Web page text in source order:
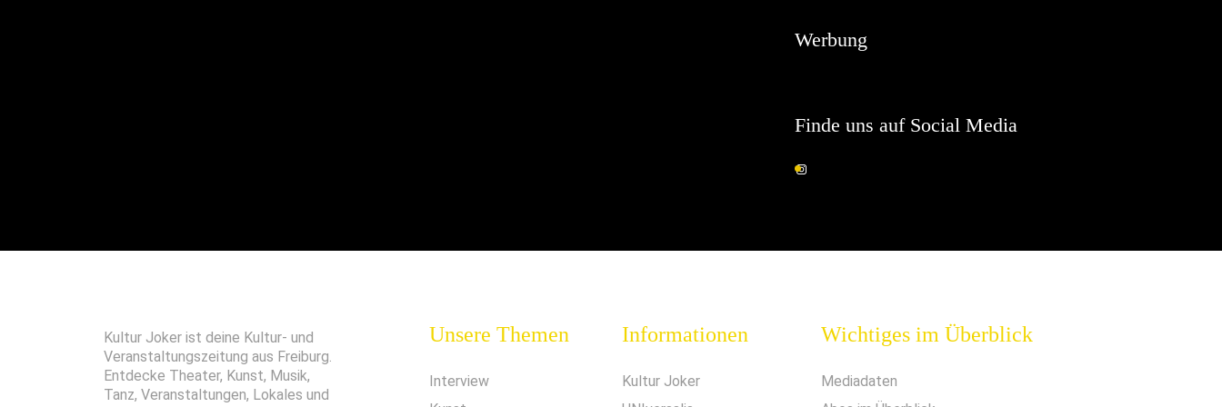
Werbung
Finde uns auf Social Media
Kultur Joker ist deine Kultur- und
Veranstaltungszeitung aus Freiburg.
Entdecke Theater, Kunst, Musik,
Tanz, Veranstaltungen, Lokales und
Unsere Themen
Interview
Informationen
Kultur Joker
Wichtiges im Überblick
Mediadaten